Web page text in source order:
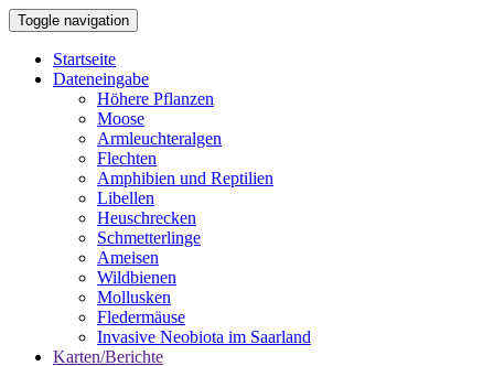
Direkt
zum
Inhalt
Toggle navigation
Main
navigation
Startseite
Dateneingabe
Höhere Pflanzen
Moose
Armleuchteralgen
Flechten
Amphibien und Reptilien
Libellen
Heuschrecken
Schmetterlinge
Ameisen
Wildbienen
Mollusken
Fledermäuse
Invasive Neobiota im Saarland
Karten/Berichte